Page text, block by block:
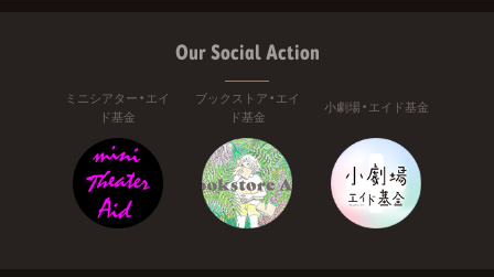
Our Social Action
ミニシアター・エイ
ド基金
ブックストア・エイ
ド基金
小劇場・エイド基金